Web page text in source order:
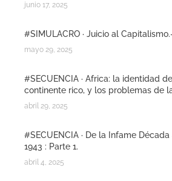
junio 17, 2025
#SIMULACRO · Juicio al
mayo 29, 2025
#SECUENCIA · Africa: la identidad
continente rico, y los problemas de
abril 29, 2025
#SECUENCIA · De la Infame
1943 : Parte 1.
abril 4, 2025